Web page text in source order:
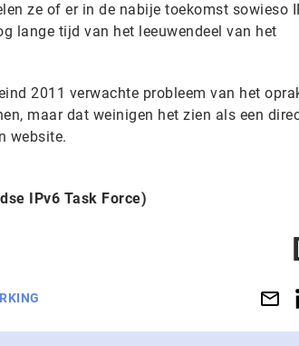
ze of er in de nabije toekomst sowieso
lange tijd van het leeuwendeel van het
2011 verwachte probleem van het
maar dat weinigen het zien als een
website.
IPv6 Task Force)